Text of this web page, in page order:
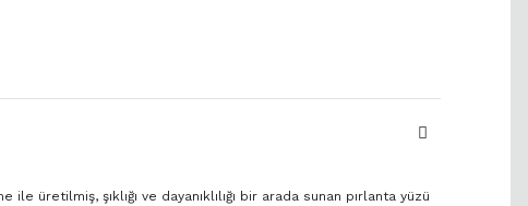
ile üretilmiş, şıklığı ve dayanıklılığı bir arada sunan pırlanta yüzü